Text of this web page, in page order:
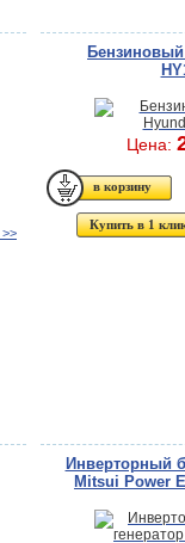
Бензиновый
Цена:
Купить в 1
Инверторный
Mitsui Power